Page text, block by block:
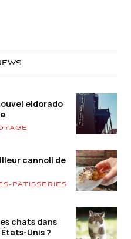
eldorado
cannoli de
PÂTISSERIES
chats dans
Unis ?